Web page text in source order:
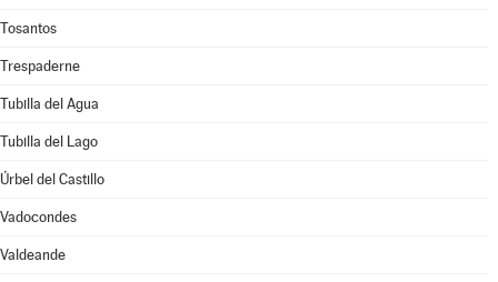
Tosantos
Trespaderne
Tubilla del Agua
Tubilla del Lago
Úrbel del Castillo
Vadocondes
Valdeande